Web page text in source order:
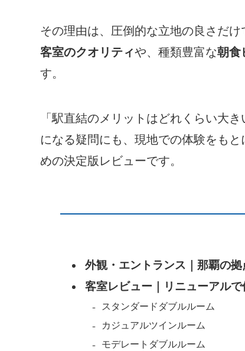
その理由は、圧倒的な立地の良さだ
客室のクオリティや、種類豊富な朝食
す。
「駅直結のメリットはどれくらい大
になる疑問にも、現地での体験をも
めの決定版レビューです。
外観・エントランス｜那覇の
客室レビュー｜リニューアル
スタンダードダブルルーム
カジュアルツインルーム
モデレートダブルルーム